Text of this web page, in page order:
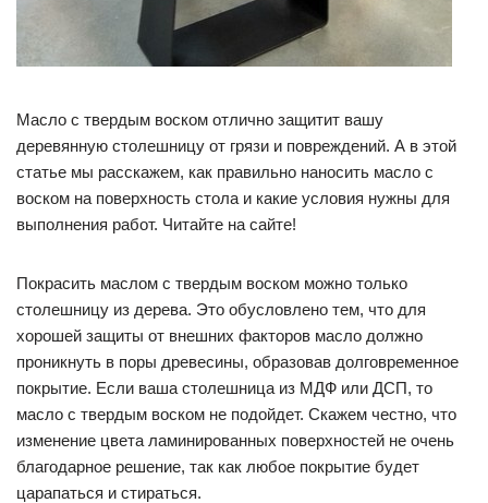
Масло с твердым воском отлично защитит вашу
деревянную столешницу от грязи и повреждений. А в этой
статье мы расскажем, как правильно наносить масло с
воском на поверхность стола и какие условия нужны для
выполнения работ. Читайте на сайте!
Покрасить маслом с твердым воском можно только
столешницу из дерева. Это обусловлено тем, что для
хорошей защиты от внешних факторов масло должно
проникнуть в поры древесины, образовав долговременное
покрытие. Если ваша столешница из МДФ или ДСП, то
масло с твердым воском не подойдет. Скажем честно, что
изменение цвета ламинированных поверхностей не очень
благодарное решение, так как любое покрытие будет
царапаться и стираться.